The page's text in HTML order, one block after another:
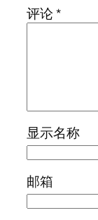
评论*
显示名称
邮箱